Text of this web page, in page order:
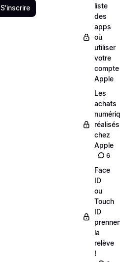
S'inscrire
liste
des
apps
où
utiliser
votre
compte
Apple
Les
achats
réalisés
chez
Apple
6
Face
ID
ou
Touch
ID
la
relève
!